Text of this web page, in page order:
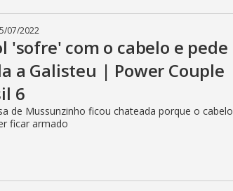
07/2022
'sofre' com o cabelo e pede
a Galisteu | Power Couple
6
de Mussunzinho ficou chateada porque o cabelo
ficar armado